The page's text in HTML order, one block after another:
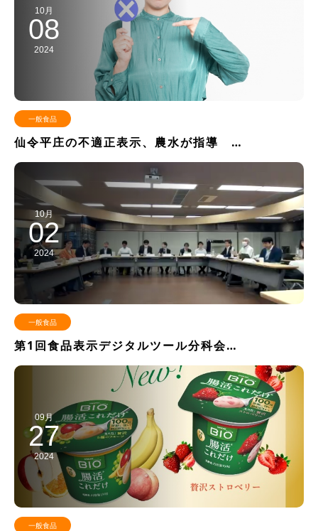
10月
08
2024
一般食品
仙令平庄の不適正表示、農水が指導 …
10月
02
2024
一般食品
第1回食品表示デジタルツール分科会…
09月
27
2024
一般食品